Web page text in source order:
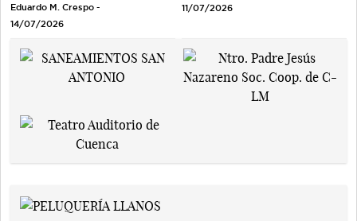
Eduardo M. Crespo -
14/07/2026
11/07/2026